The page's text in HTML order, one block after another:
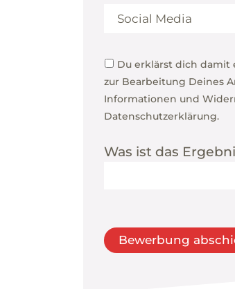
Du erklärst dich damit
zur Bearbeitung Deines
Informationen und
Datenschutzerklärung.
Was ist das